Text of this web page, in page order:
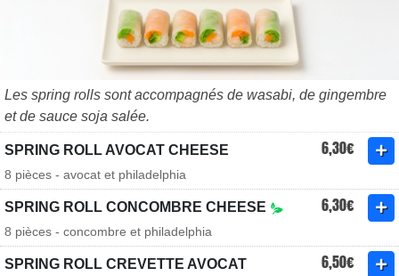
Les spring rolls sont accompagnés de wasabi, de gingembre
et de sauce soja salée.
SPRING ROLL AVOCAT CHEESE 6,30€
8 pièces - avocat et philadelphia
SPRING ROLL CONCOMBRE CHEESE 6,30€
8 pièces - concombre et philadelphia
SPRING ROLL CREVETTE AVOCAT 6,50€